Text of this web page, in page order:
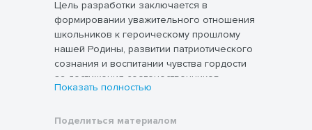
Цель разработки заключается в
формировании уважительного отношения
школьников к героическому прошлому
нашей Родины, развитии патриотического
сознания и воспитании чувства гордости
за достижения соотечественников.
Всего представлено
значимым событиям отечественной
Показать полностью
Поделиться материалом